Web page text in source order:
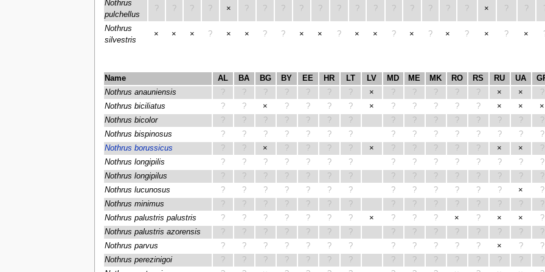
Nothrus
pulchellus
? ? ? ? × ? ? ? ? ? ? ? ? ? ? ? ? ? × ? ?
Nothrus
silvestris
× × × ? × × ? ? × × ? × × ? × ? × ? × ? ×
Name AL BA BG BY EE HR LT LV MD ME MK RO RS RU UA
Nothrus anauniensis
? ? ? ? ? ? ? × ? ? ? ? ? × × ?
Nothrus biciliatus
? ? × ? ? ? ? × ? ? ? ? ? × × ×
Nothrus bicolor
? ? ? ? ? ? ? ? ? ? ? ? ? ? ?
Nothrus bispinosus
? ? ? ? ? ? ? ? ? ? ? ? ? ? ?
Nothrus borussicus
? ? × ? ? ? ? × ? ? ? ? ? × × ?
Nothrus longipilis
? ? ? ? ? ? ? ? ? ? ? ? ? ? ?
Nothrus longipilus
? ? ? ? ? ? ? ? ? ? ? ? ? ? ?
Nothrus lucunosus
? ? ? ? ? ? ? ? ? ? ? ? ? × ?
Nothrus minimus
? ? ? ? ? ? ? ? ? ? ? ? ? ? ?
Nothrus palustris palustris
? ? ? ? ? ? ? × ? ? ? × ? × × ?
Nothrus palustris azorensis
? ? ? ? ? ? ? ? ? ? ? ? ? ? ?
Nothrus parvus
? ? ? ? ? ? ? ? ? ? ? ? × ? ?
Nothrus perezinigoi
? ? ? ? ? ? ? ? ? ? ? ? ? ? ?